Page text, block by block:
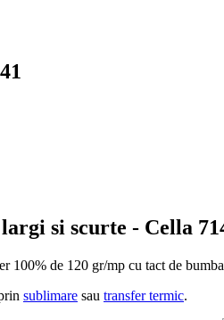
si scurte - Cella
100% de 120 gr/mp cu tact de
sublimare sau transfer termic.